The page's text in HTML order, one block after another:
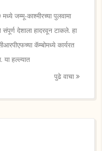
जम्मू-काश्मीरच्या पुलवामा
देशाला हादरवून टाकले. हा
कॅम्बोमध्ये कार्यरत
या हल्ल्यात
पुढे वाचा